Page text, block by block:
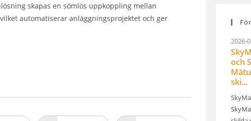
skapas en sömlös uppkoppling mellan
automatiserar anläggningsprojektet och ger
2026-
och
ski...